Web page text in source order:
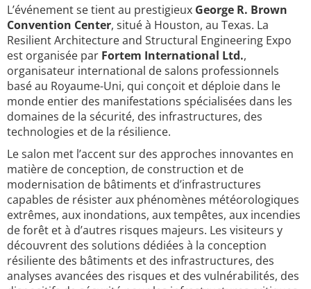
L’événement se tient au prestigieux George R. Brown
Convention Center, situé à Houston, au Texas. La
Resilient Architecture and Structural Engineering Expo
est organisée par Fortem International Ltd.,
organisateur international de salons professionnels
basé au Royaume-Uni, qui conçoit et déploie dans le
monde entier des manifestations spécialisées dans les
domaines de la sécurité, des infrastructures, des
technologies et de la résilience.
Le salon met l’accent sur des approches innovantes en
matière de conception, de construction et de
modernisation de bâtiments et d’infrastructures
capables de résister aux phénomènes météorologiques
extrêmes, aux inondations, aux tempêtes, aux incendies
de forêt et à d’autres risques majeurs. Les visiteurs y
découvrent des solutions dédiées à la conception
résiliente des bâtiments et des infrastructures, des
analyses avancées des risques et des vulnérabilités, des